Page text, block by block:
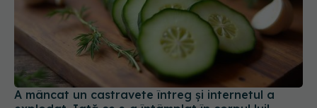
A mâncat un castravete întreg și internetul a
explodat. Iată ce s-a întâmplat în corpul lui!
Video VIRAL pe TikTok
08 apr 2025, 14:13